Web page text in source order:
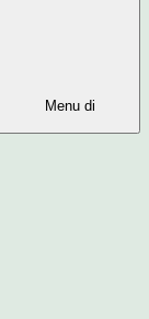
Menu di